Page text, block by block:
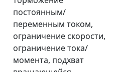
постоянным/
переменным током,
ограничение скорости,
ограничение тока/
момента, подхват